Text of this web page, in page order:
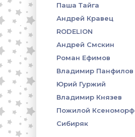
Паша Тайга
Андрей Кравец
RODELION
Андрей Смскин
Роман Ефимов
Владимир Панфилов
Юрий Гуржий
Владимир Князев
Пожилой Ксеноморф
Сибиряк